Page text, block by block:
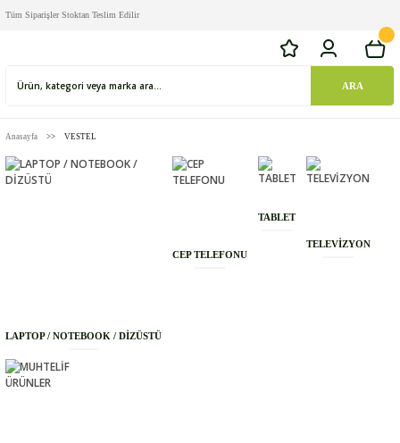
Tüm Siparişler Stoktan Teslim Edilir
ARA
Anasayfa VESTEL
LAPTOP / NOTEBOOK / DİZÜSTÜ
CEP TELEFONU
TABLET
TELEVİZYON